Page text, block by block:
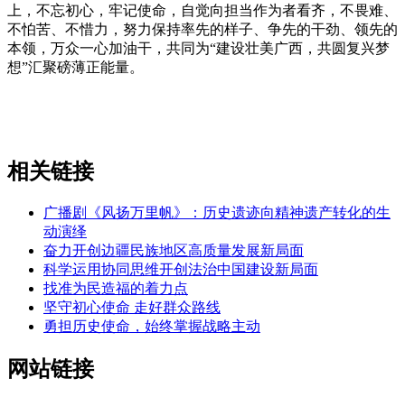
上，不忘初心，牢记使命，自觉向担当作为者看齐，不畏难、
不怕苦、不惜力，努力保持率先的样子、争先的干劲、领先的
本领，万众一心加油干，共同为“建设壮美广西，共圆复兴梦
想”汇聚磅薄正能量。
相关链接
广播剧《风扬万里帆》：历史遗迹向精神遗产转化的生
动演绎
奋力开创边疆民族地区高质量发展新局面
科学运用协同思维开创法治中国建设新局面
找准为民造福的着力点
坚守初心使命 走好群众路线
勇担历史使命，始终掌握战略主动
网站链接